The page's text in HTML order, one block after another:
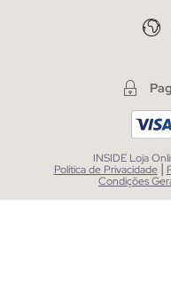
INSIDE Loja
Política de Privacidade |
Condições